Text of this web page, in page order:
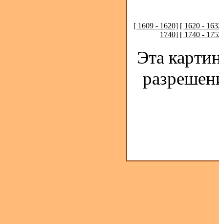
[ 1609 - 1620] [ 1620 -
1740] [ 1740 -
Эта